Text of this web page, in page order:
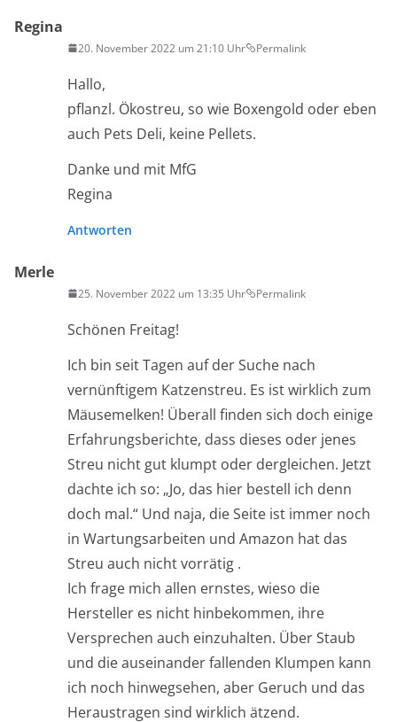
Regina
20. November 2022 um 21:10 Uhr Permalink
Hallo,
pflanzl. Ökostreu, so wie Boxengold oder eben
auch Pets Deli, keine Pellets.
Danke und mit MfG
Regina
Antworten
Merle
25. November 2022 um 13:35 Uhr Permalink
Schönen Freitag!
Ich bin seit Tagen auf der Suche nach
vernünftigem Katzenstreu. Es ist wirklich zum
Mäusemelken! Überall finden sich doch einige
Erfahrungsberichte, dass dieses oder jenes
Streu nicht gut klumpt oder dergleichen. Jetzt
dachte ich so: „Jo, das hier bestell ich denn
doch mal.“ Und naja, die Seite ist immer noch
in Wartungsarbeiten und Amazon hat das
Streu auch nicht vorrätig .
Ich frage mich allen ernstes, wieso die
Hersteller es nicht hinbekommen, ihre
Versprechen auch einzuhalten. Über Staub
und die auseinander fallenden Klumpen kann
ich noch hinwegsehen, aber Geruch und das
Heraustragen sind wirklich ätzend.